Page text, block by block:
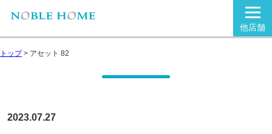
他店舗
トップ> アセット 82
2023.07.27